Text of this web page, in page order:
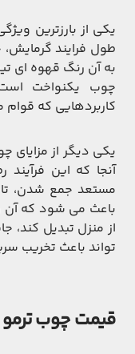
یکی از بارزترین
طول فرایند
به آن رنگ قهوه ای
چوب یکنواخت
کاربردهایی که
یکی دیگر از مزایای
آنجا که این
مستعد جمع شدن،
باعث می شود که آن
از منزل تبدیل کند،
تواند باعث تخریب
قیمت چوب ترمو